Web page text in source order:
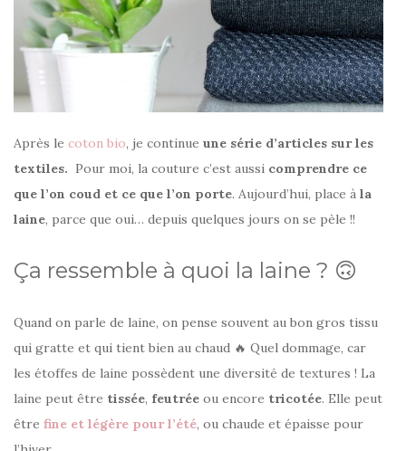
Après le coton bio, je continue une série d’articles sur les
textiles. Pour moi, la couture c’est aussi comprendre ce
que l’on coud et ce que l’on porte. Aujourd’hui, place à la
laine, parce que oui… depuis quelques jours on se pèle !!
Ça ressemble à quoi la laine ? 🙃
Quand on parle de laine, on pense souvent au bon gros tissu
qui gratte et qui tient bien au chaud 🔥 Quel dommage, car
les étoffes de laine possèdent une diversité de textures ! La
laine peut être tissée, feutrée ou encore tricotée. Elle peut
être fine et légère pour l’été, ou chaude et épaisse pour